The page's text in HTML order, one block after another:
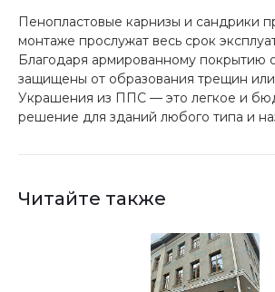
Пенопластовые карнизы и сандрики
монтаже прослужат весь срок
Благодаря армированному покрытию
защищены от образования трещин или
Украшения из ППС — это легкое и
решение для зданий любого типа и
Читайте также